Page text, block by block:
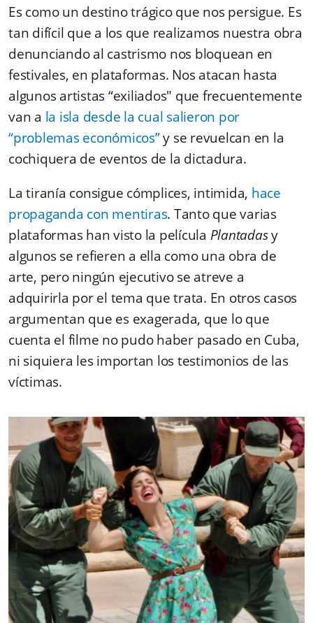
Es como un destino trágico que nos persigue. Es
tan difícil que a los que realizamos nuestra obra
denunciando al castrismo nos bloquean en
festivales, en plataformas. Nos atacan hasta
algunos artistas “exiliados" que frecuentemente
van a la isla desde la cual salieron por
“problemas económicos”y se revuelcan en la
cochiquera de eventos de la dictadura.
La tiranía consigue cómplices, intimida, hace
propaganda con mentiras. Tanto que varias
plataformas han visto la película Plantadasy
algunos se refieren a ella como una obra de
arte, pero ningún ejecutivo se atreve a
adquirirla por el tema que trata. En otros casos
argumentan que es exagerada, que lo que
cuenta el filme no pudo haber pasado en Cuba,
ni siquiera les importan los testimonios de las
víctimas.